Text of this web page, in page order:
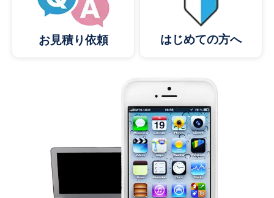
お見積り依頼 はじめての方へ